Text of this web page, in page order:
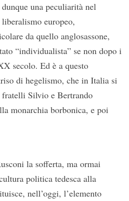
una peculiarità nel
europeo,
da quello anglosassone,
“individualista” se non dopo i
secolo. Ed è a questo
di hegelismo, che in Italia si
Silvio e Bertrando
monarchia borbonica, e poi
la sofferta, ma ormai
politica tedesca alla
nell’oggi, l’elemento